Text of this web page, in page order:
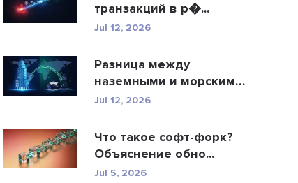
транзакций в р�...
Jul 12, 2026
Разница между
наземными и морскими
�...
Jul 12, 2026
Что такое софт-форк?
Объяснение обно...
Jul 5, 2026